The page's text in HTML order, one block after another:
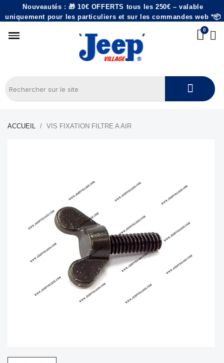
Nouveautés : 🎁 10€ OFFERTS tous les 250€ – valable
uniquement pour les particuliers et sur les commandes web *📦
ACCUEIL VIS FIXATION FILTRE A AIR